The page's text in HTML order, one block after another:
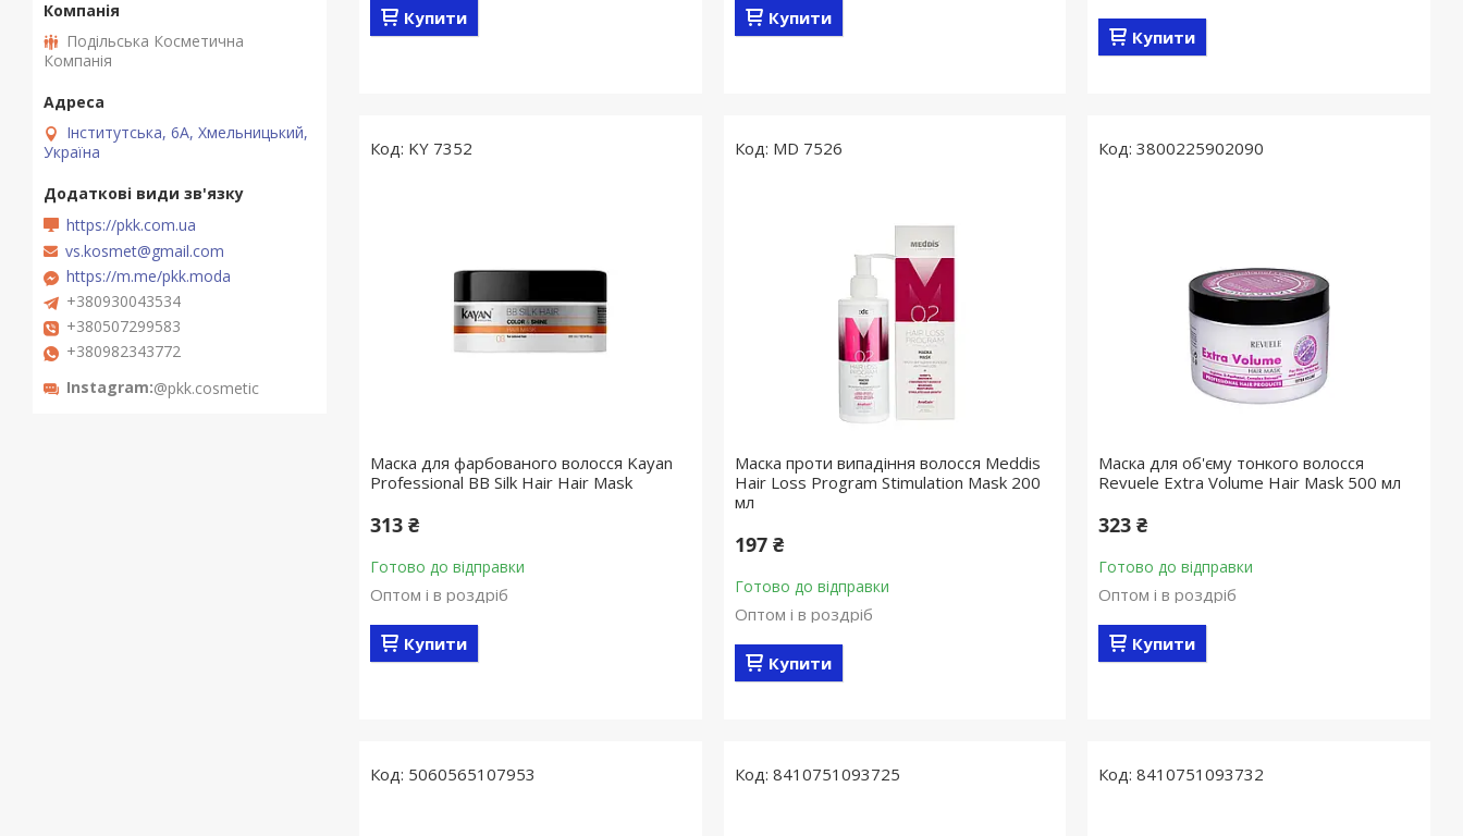
Купити Купити
Купити
KY 7352
Маска для фарбованого волосся Kayan
Professional BB Silk Hair Hair Mask
313 ₴
Готово до відправки
Оптом і в роздріб
Купити
MD 7526
Маска проти випадіння волосся Meddis
Hair Loss Program Stimulation Mask 200
мл
197 ₴
Готово до відправки
Оптом і в роздріб
Купити
3800225902090
Маска для об'єму тонкого волосся
Revuele Extra Volume Hair Mask 500 мл
323 ₴
Готово до відправки
Оптом і в роздріб
Купити
5060565107953 8410751093725 8410751093732
Подільська Косметична
Компанія
Інститутська, 6А, Хмельницький,
Україна
https://pkk.com.ua
vs.kosmet@gmail.com
https://m.me/pkk.moda
+380930043534
+380507299583
+380982343772
Instagram @pkk.cosmetic